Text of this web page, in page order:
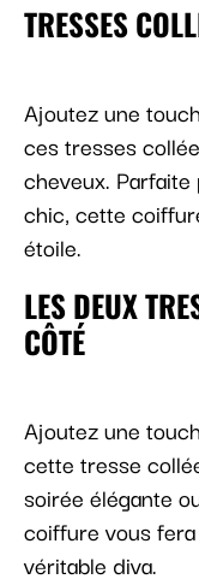
TRESSES
Ajoutez une
ces tresses
cheveux.
chic, cette
étoile.
LES DEUX
CÔTÉ
Ajoutez une
cette tresse
soirée élégante
coiffure vous
véritable diva.